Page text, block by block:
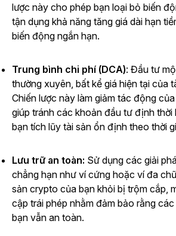
lược này cho phép bạn loại bỏ biến
tận dụng khả năng tăng giá dài hạn
biến động ngắn hạn.
Trung bình chi phí (DCA): Đầu tư
thường xuyên, bất kể giá hiện tại của
Chiến lược này làm giảm tác động
giúp tránh các khoản đầu tư định thời
bạn tích lũy tài sản ổn định theo thời
Lưu trữ an toàn: Sử dụng các giải
chẳng hạn như ví cứng hoặc ví đa
sản crypto của bạn khỏi bị trộm cắp,
cập trái phép nhằm đảm bảo rằng
bạn vẫn an toàn.